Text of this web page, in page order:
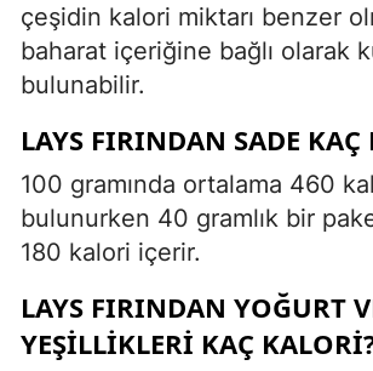
çeşidin kalori miktarı benzer
baharat içeriğine bağlı olarak
bulunabilir.
LAYS FIRINDAN SADE KAÇ
100 gramında ortalama 460
bulunurken 40 gramlık bir
180 kalori içerir.
LAYS FIRINDAN YOĞURT
YEŞILLIKLERI KAÇ